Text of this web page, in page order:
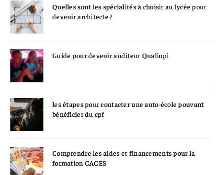
Quelles sont les spécialités à choisir au lycée pour
devenir architecte ?
Guide pour devenir auditeur Qualiopi
les étapes pour contacter une auto-école pouvant
bénéficier du cpf
Comprendre les aides et financements pour la
formation CACES